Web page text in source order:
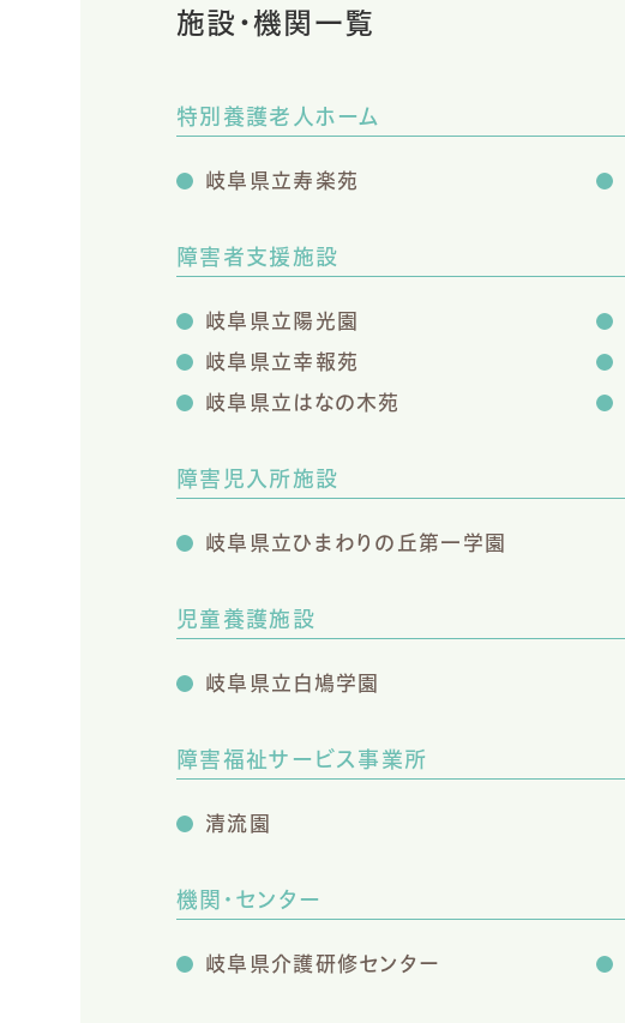
施設・機関一覧
特別養護老人ホーム
岐阜県立寿楽苑
障害者支援施設
岐阜県立陽光園
岐阜県立幸報苑
岐阜県立はなの木苑
障害児入所施設
岐阜県立ひまわりの丘第一学園
児童養護施設
岐阜県立白鳩学園
障害福祉サービス事業所
清流園
機関・センター
岐阜県介護研修センター